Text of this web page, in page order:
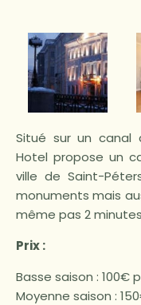
Situé sur un canal
Hotel propose un
ville de Saint-
monuments mais
même pas 2
Prix :
Basse saison : 100€
Moyenne saison :